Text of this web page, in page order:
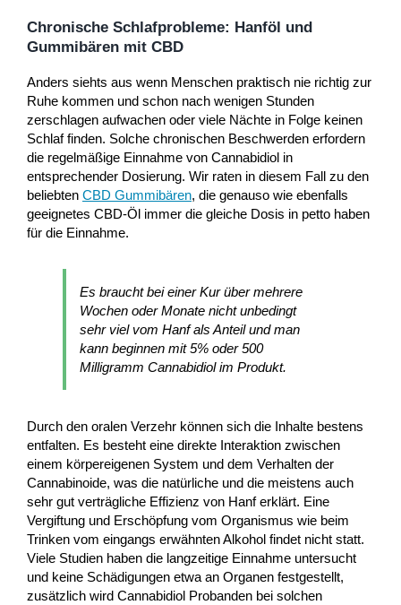
Chronische Schlafprobleme: Hanföl und
Gummibären mit CBD
Anders siehts aus wenn Menschen praktisch nie richtig zur
Ruhe kommen und schon nach wenigen Stunden
zerschlagen aufwachen oder viele Nächte in Folge keinen
Schlaf finden. Solche chronischen Beschwerden erfordern
die regelmäßige Einnahme von Cannabidiol in
entsprechender Dosierung. Wir raten in diesem Fall zu den
beliebten CBD Gummibären, die genauso wie ebenfalls
geeignetes CBD-Öl immer die gleiche Dosis in petto haben
für die Einnahme.
Es braucht bei einer Kur über mehrere
Wochen oder Monate nicht unbedingt
sehr viel vom Hanf als Anteil und man
kann beginnen mit 5% oder 500
Milligramm Cannabidiol im Produkt.
Durch den oralen Verzehr können sich die Inhalte bestens
entfalten. Es besteht eine direkte Interaktion zwischen
einem körpereigenen System und dem Verhalten der
Cannabinoide, was die natürliche und die meistens auch
sehr gut verträgliche Effizienz von Hanf erklärt. Eine
Vergiftung und Erschöpfung vom Organismus wie beim
Trinken vom eingangs erwähnten Alkohol findet nicht statt.
Viele Studien haben die langzeitige Einnahme untersucht
und keine Schädigungen etwa an Organen festgestellt,
zusätzlich wird Cannabidiol Probanden bei solchen